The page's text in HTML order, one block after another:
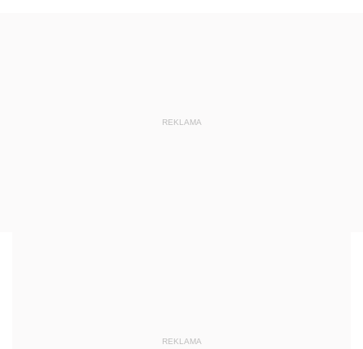
REKLAMA
REKLAMA